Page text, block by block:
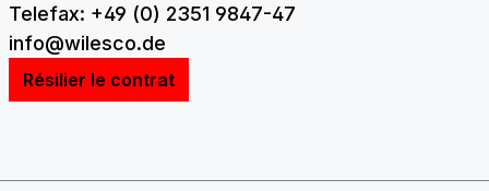
Telefax: +49 (0) 2351 9847-47
info@wilesco.de
Résilier le contrat